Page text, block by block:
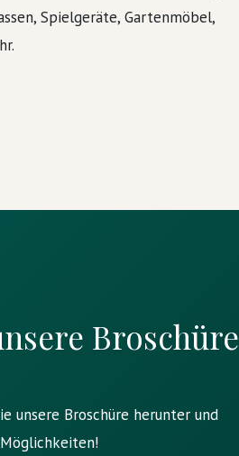
Spielgeräte, Gartenmöbel,
Broschüre
unsere Broschüre herunter und